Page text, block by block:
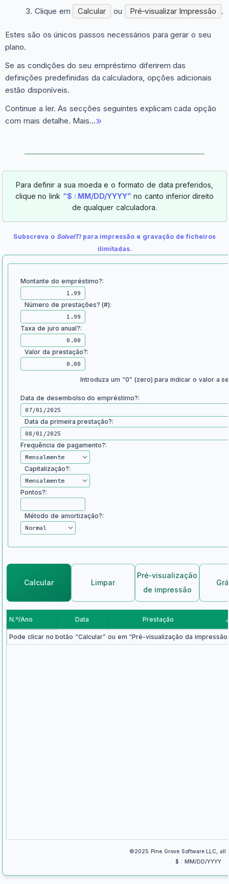
Clique em Calcular ou Pré‑visualizar Impressão .
Estes são os únicos passos necessários para gerar o seu
plano.
Se as condições do seu empréstimo diferirem das
definições predefinidas da calculadora, opções adicionais
estão disponíveis.
Continue a ler. As secções seguintes explicam cada opção
com mais detalhe. Mais…
Para definir a sua moeda e o formato de data preferidos,
clique no link “$ : MM/DD/YYYY” no canto inferior direito
de qualquer calculadora.
Subscreva o SolveIT!para impressão e gravação de ficheiros
ilimitadas.
Montante do empréstimo?:
Número de prestações? (#):
Taxa de juro anual?:
Valor da prestação?:
Introduza um “0” (zero) para indicar o valor a
Data de desembolso do empréstimo?:
Data da primeira prestação?:
Frequência de pagamento?:
Capitalização?:
Pontos?:
Método de amortização?:
Calcular Limpar
Pré‑visualização
de impressão
N.º/Ano Data Prestação
Pode clicar no botão “Calcular” ou em “Pré-visualização da
©2025 Pine Grove Software LLC, all
$ : MM/DD/YYYY